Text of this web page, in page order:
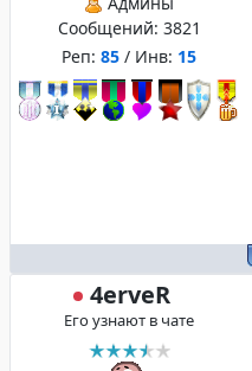
Сообщений: 3821
Реп: 85 / Инв: 15
4erveR
Его узнают в чате